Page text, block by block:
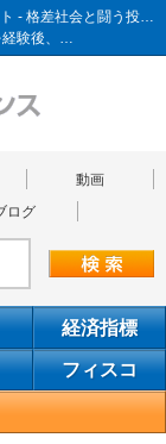
とれまがファイナンス - 6/13の相場見通しと重要イベント - 格差社会と闘う投資術
経験後、…
動画
ログ
経済指標
フィスコ